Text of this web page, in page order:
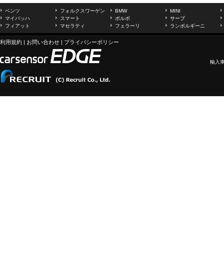
ベンツ フォルクスワーゲン BMW
MINI
マイバッハ
スマート ボルボ
サーブ
フィアット
マセラティ フェラーリ ランボルギーニ
利用規約 | お問い合わせ | プライバシーポリシー
輸入